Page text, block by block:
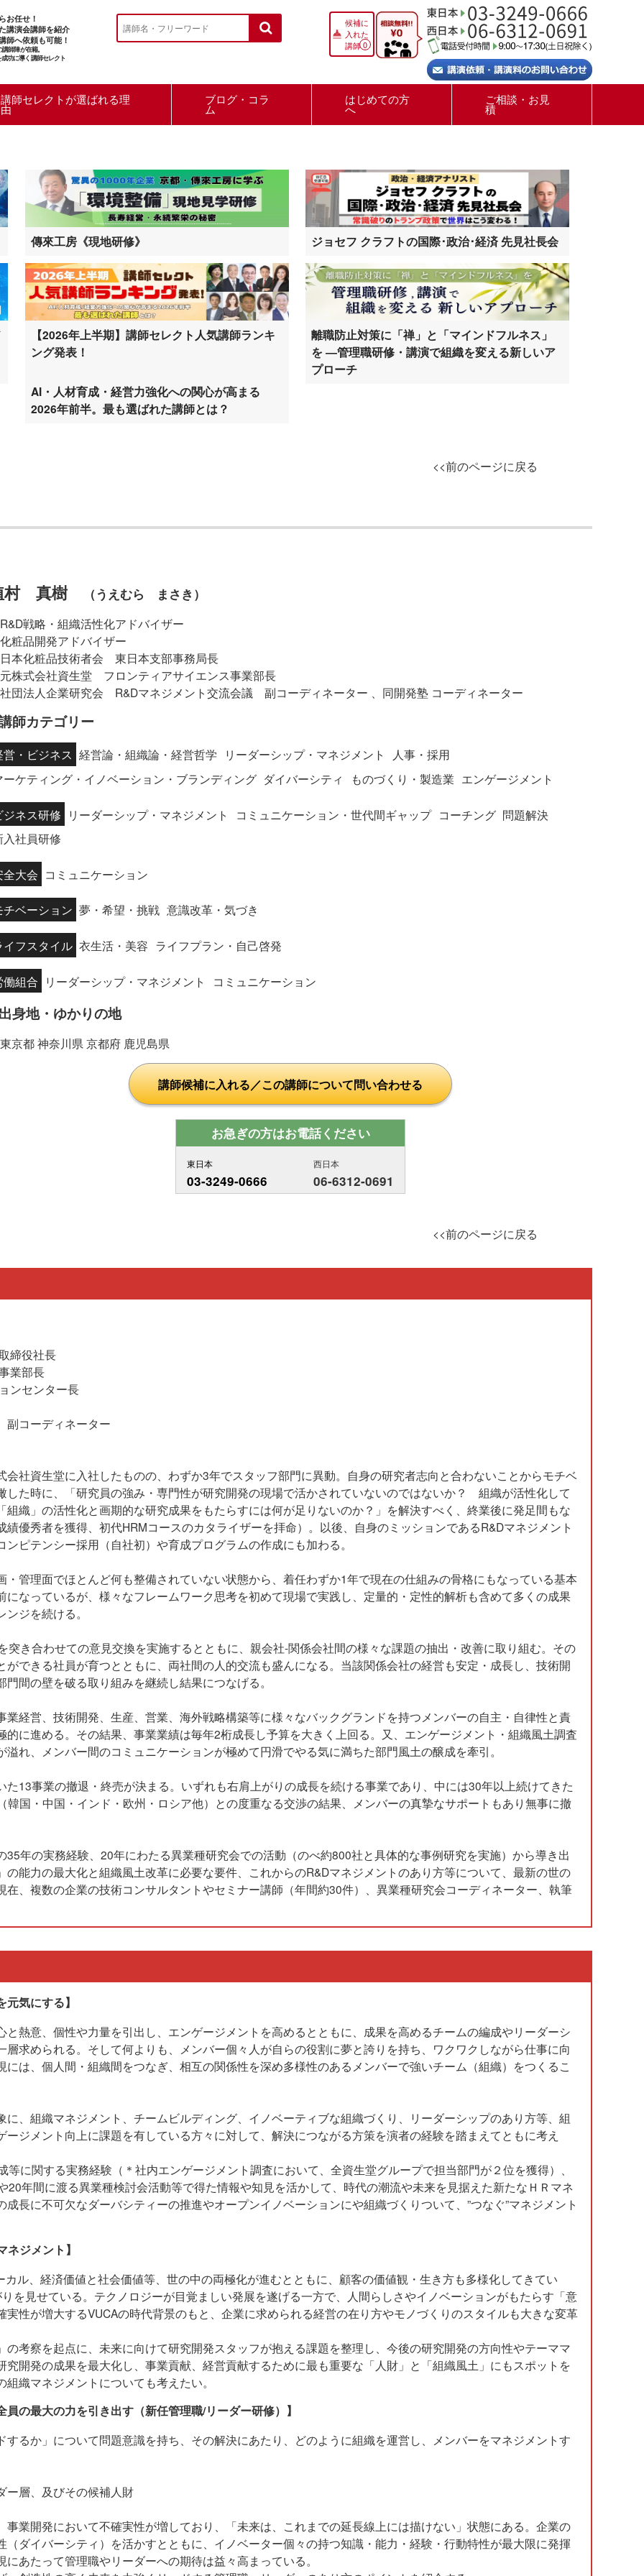
お任せ！
講演会講師を紹介
師へ依頼も可能！
師陣が在籍。
功に導く講師セレクト
候補に
入れた
講師0
講師セレクトが選ばれる理
由
ブログ・コラ
ム
はじめての方
へ
ご相談・お見
積
傳來工房《現地研修》 ジョセフ クラフトの国際･政治･経済 先見社長会
【2026年上半期】講師セレクト人気講師ランキ
ング発表！
AI・人材育成・経営力強化への関心が高まる
2026年前半。最も選ばれた講師とは？
離職防止対策に「禅」と「マインドフルネス」
を ―管理職研修・講演で組織を変える新しいア
プローチ
<<前のページに戻る
村 真樹 （うえむら まさき）
R&D戦略・組織活性化アドバイザー
化粧品開発アドバイザー
日本化粧品技術者会 東日本支部事務局長
元株式会社資生堂 フロンティアサイエンス事業部長
社団法人企業研究会 R&Dマネジメント交流会議 副コーディネーター 、同開発塾 コーディネーター
師カテゴリー
営・ビジネス 経営論・組織論・経営哲学 リーダーシップ・マネジメント
人事・採用
ーケティング・イノベーション・ブランディング ダイバーシティ ものづくり・製造業 エンゲージメント
ジネス研修 リーダーシップ・マネジメント コミュニケーション・世代間ギャップ コーチング 問題解決
入社員研修
全大会 コミュニケーション
チベーション 夢・希望・挑戦 意識改革・気づき
イフスタイル 衣生活・美容 ライフプラン・自己啓発
働組合 リーダーシップ・マネジメント コミュニケーション
身地・ゆかりの地
東京都 神奈川県 京都府 鹿児島県
講師候補に入れる／この講師について問い合わせる
お急ぎの方はお電話ください
東日本
03-3249-0666
西日本
06-6312-0691
<<前のページに戻る
締役社長
業部長
ンセンター長
コーディネーター
社資生堂に入社したものの、わずか3年でスタッフ部門に異動。自身の研究者志向と合わないことからモチベ
した時に、「研究員の強み・専門性が研究開発の現場で活かされていないのではないか？ 組織が活性化して
織」の活性化と画期的な研究成果をもたらすには何が足りないのか？」を解決すべく、終業後に発足間もな
優秀者を獲得、初代HRMコースのカタライザーを拝命）。以後、自身のミッションであるR&Dマネジメント
ピテンシー採用（自社初）や育成プログラムの作成にも加わる。
管理面でほとんど何も整備されていない状態から、着任わずか1年で現在の仕組みの骨格にもなっている基本
なっているが、様々なフレームワーク思考を初めて現場で実践し、定量的・定性的解析も含めて多くの成果
ジを続ける。
き合わせての意見交換を実施するとともに、親会社-関係会社間の様々な課題の抽出・改善に取り組む。その
できる社員が育つとともに、両社間の人的交流も盛んになる。当該関係会社の経営も安定・成長し、技術開
間の壁を破る取り組みを継続し結果につなげる。
経営、技術開発、生産、営業、海外戦略構築等に様々なバックグランドを持つメンバーの自主・自律性と責
に進める。その結果、事業業績は毎年2桁成長し予算を大きく上回る。又、エンゲージメント・組織風土調査
れ、メンバー間のコミュニケーションが極めて円滑でやる気に満ちた部門風土の醸成を牽引。
13事業の撤退・終売が決まる。いずれも右肩上がりの成長を続ける事業であり、中には30年以上続けてきた
国・中国・インド・欧州・ロシア他）との度重なる交渉の結果、メンバーの真摯なサポートもあり無事に撤
年の実務経験、20年にわたる異業種研究会での活動（のべ約800社と具体的な事例研究を実施）から導き出
能力の最大化と組織風土改革に必要な要件、これからのR&Dマネジメントのあり方等について、最新の世の
、複数の企業の技術コンサルタントやセミナー講師（年間約30件）、異業種研究会コーディネーター、執筆
気にする】
熱意、個性や力量を引出し、エンゲージメントを高めるとともに、成果を高めるチームの編成やリーダーシ
求められる。そして何よりも、メンバー個々人が自らの役割に夢と誇りを持ち、ワクワクしながら仕事に向
は、個人間・組織間をつなぎ、相互の関係性を深め多様性のあるメンバーで強いチーム（組織）をつくるこ
、組織マネジメント、チームビルディング、イノベーティブな組織づくり、リーダーシップのあり方等、組
ジメント向上に課題を有している方々に対して、解決につながる方策を演者の経験を踏まえてともに考え
に関する実務経験（＊社内エンゲージメント調査において、全資生堂グループで担当部門が２位を獲得）、
年間に渡る異業種検討会活動等で得た情報や知見を活かして、時代の潮流や未来を見据えた新たなＨＲマネ
長に不可欠なダーバシティーの推進やオープンイノベーションにや組織づくりついて、”つなぐ”マネジメント
ジメント】
ル、経済価値と社会価値等、世の中の両極化が進むとともに、顧客の価値観・生き方も多様化してきてい
を見せている。テクノロジーが目覚ましい発展を遂げる一方で、人間らしさやイノベーションがもたらす「意
性が増大するVUCAの時代背景のもと、企業に求められる経営の在り方やモノづくりのスタイルも大きな変革
考察を起点に、未来に向けて研究開発スタッフが抱える課題を整理し、今後の研究開発の方向性やテーママ
開発の成果を最大化し、事業貢献、経営貢献するために最も重要な「人財」と「組織風土」にもスポットを
織マネジメントについても考えたい。
の最大の力を引き出す（新任管理職/リーダー研修）】
るか」について問題意識を持ち、その解決にあたり、どのように組織を運営し、メンバーをマネジメントす
ー層、及びその候補人財
業開発において不確実性が増しており、「未来は、これまでの延長線上には描けない」状態にある。企業の
ダイバーシティ）を活かすとともに、イノベーター個々の持つ知識・能力・経験・行動特性が最大限に発揮
あたって管理職やリーダーへの期待は益々高まっている。